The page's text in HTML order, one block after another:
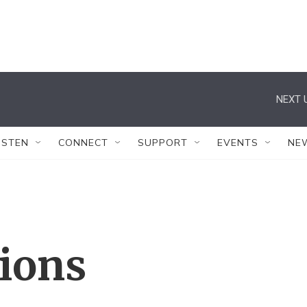
NEXT
CONNECT SUPPORT EVENTS